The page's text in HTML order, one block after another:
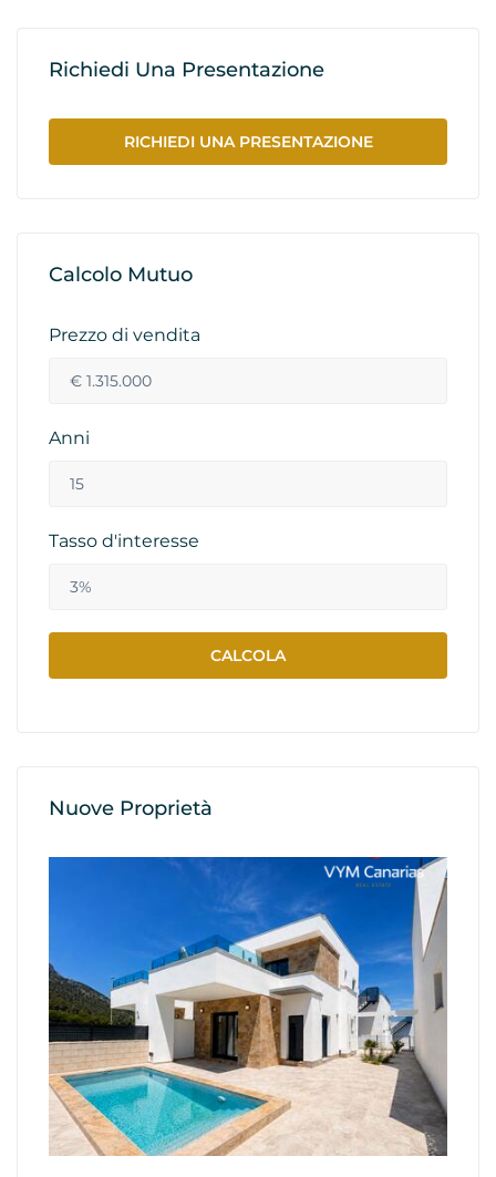
Richiedi Una Presentazione
RICHIEDI UNA PRESENTAZIONE
Calcolo Mutuo
Prezzo di vendita
Anni
Tasso d'interesse
Nuove Proprietà